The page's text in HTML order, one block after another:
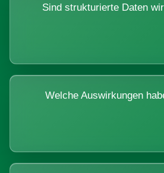
Sind strukturierte Daten
Welche Auswirkungen